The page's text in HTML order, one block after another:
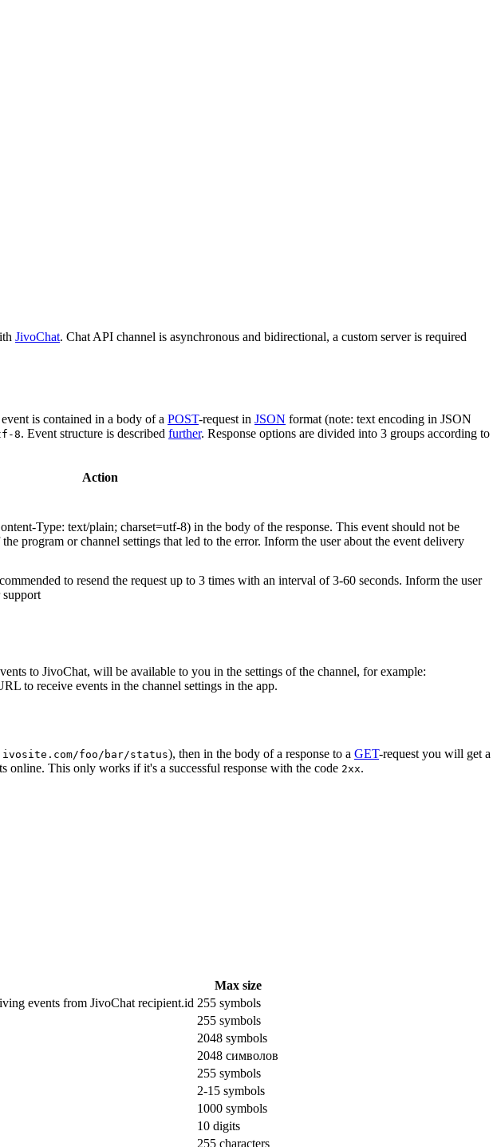
JivoChat. Chat API channel is asynchronous and bidirectional, a custom server is required
is contained in a body of a POST-request in JSON format (note: text encoding in JSON
8. Event structure is described further. Response options are divided into 3 groups according to
Action
Type: text/plain; charset=utf-8) in the body of the response. This event should not be
program or channel settings that led to the error. Inform the user about the event delivery
to resend the request up to 3 times with an interval of 3-60 seconds. Inform the user
support
to JivoChat, will be available to you in the settings of the channel, for example:
to receive events in the channel settings in the app.
foo/bar/status), then in the body of a response to a GET-request you will get a
online. This only works if it's a successful response with the code 2xx.
Max size
events from JivoChat recipient.id 255 symbols
255 symbols
2048 symbols
2048 символов
255 symbols
2-15 symbols
1000 symbols
10 digits
255 characters